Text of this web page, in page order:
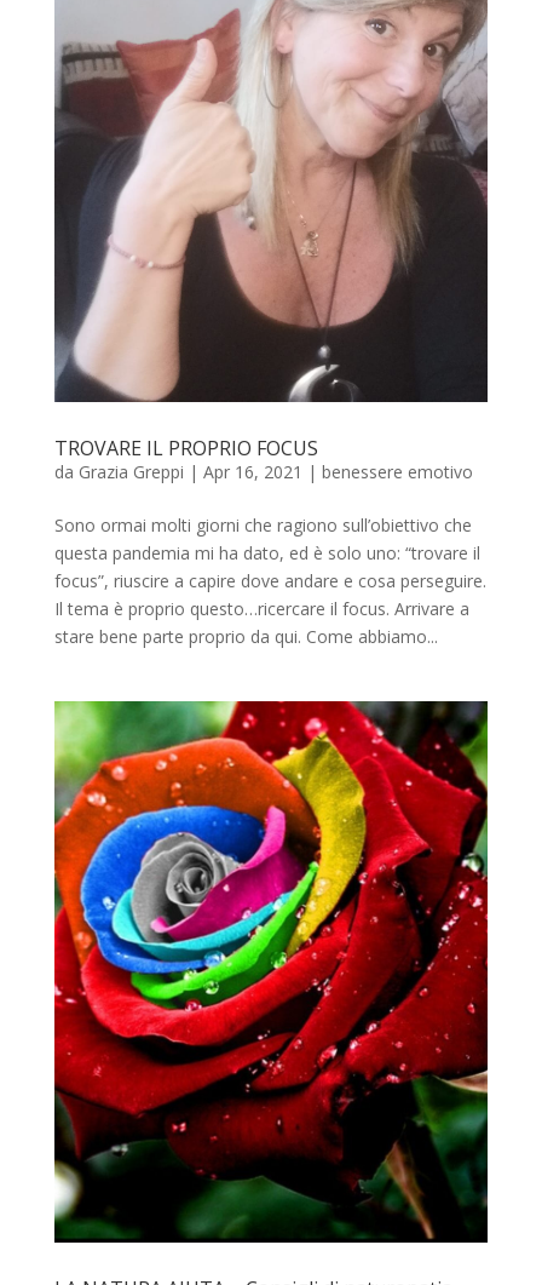
TROVARE IL PROPRIO FOCUS
da Grazia Greppi | Apr 16, 2021 | benessere emotivo
Sono ormai molti giorni che ragiono sull’obiettivo che
questa pandemia mi ha dato, ed è solo uno: “trovare il
focus”, riuscire a capire dove andare e cosa perseguire.
Il tema è proprio questo…ricercare il focus. Arrivare a
stare bene parte proprio da qui. Come abbiamo...